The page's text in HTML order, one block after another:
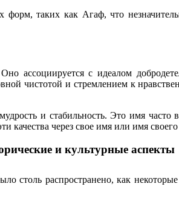
таких как Агаф, что
ассоциируется с идеалом
чистотой и стремлением к
и стабильность. Это имя часто
качества через свое имя или имя
и культурные аспекты
столь распространено, как